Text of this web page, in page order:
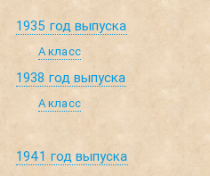
1935 год выпуска
А класс
1938 год выпуска
А класс
1941 год выпуска